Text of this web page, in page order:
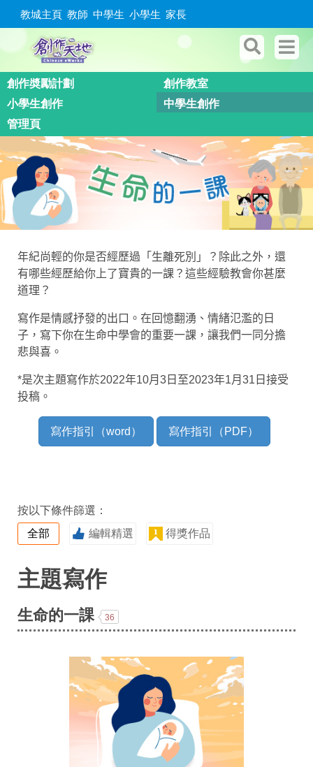
教城主頁 教師 中學生 小學生 家長
創作奬勵計劃
創作教室
小學生創作
中學生創作
管理頁
年紀尚輕的你是否經歷過「生離死別」？除此之外，還
有哪些經歷給你上了寶貴的一課？這些經驗教會你甚麼
道理？
寫作是情感抒發的出口。在回憶翻湧、情緒氾濫的日
子，寫下你在生命中學會的重要一課，讓我們一同分擔
悲與喜。
*是次主題寫作於2022年10月 3 日至2023年1月 31 日接受
投稿。
寫作指引（word） 寫作指引（PDF）
按以下條件篩選：
全部
編輯精選 得獎作品
主題寫作
生命的一課 36